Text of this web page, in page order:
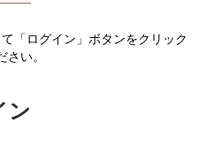
「ログイン」ボタンをクリック
さい。
ン